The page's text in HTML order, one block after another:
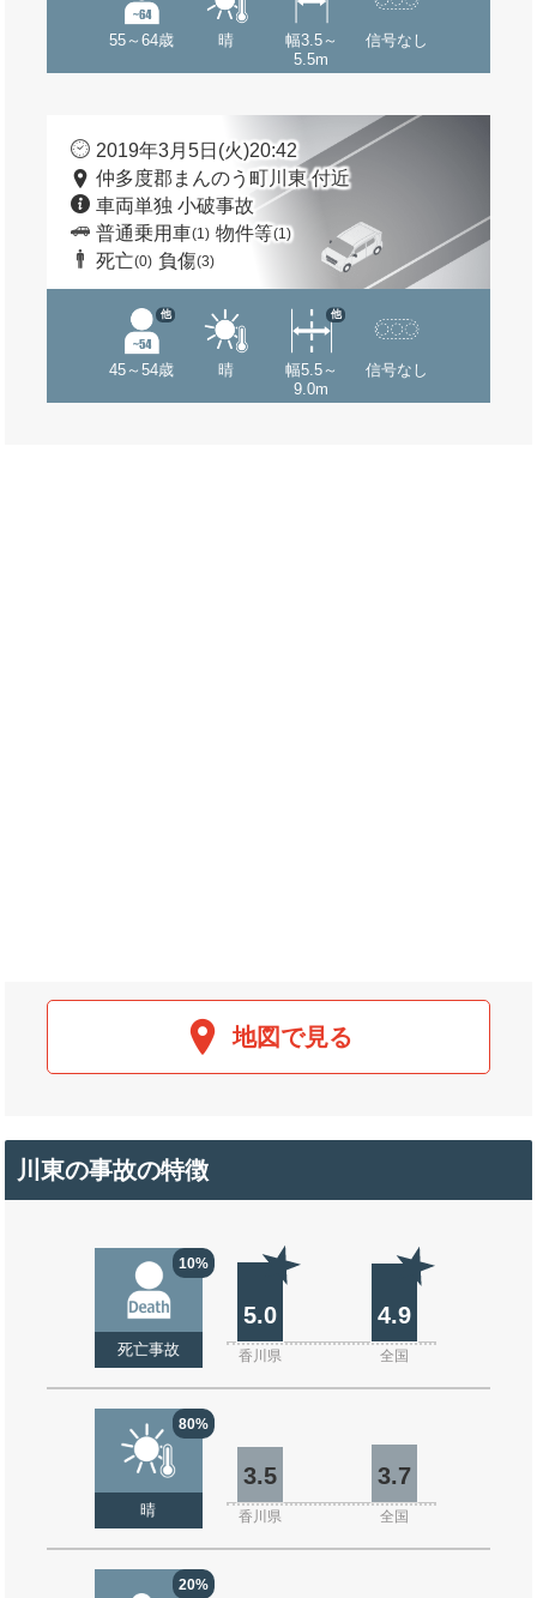
55～64歳 晴
幅3.5～
5.5m
信号なし
2019年3月5日(火)20:42
仲多度郡まんのう町川東 付近
車両単独 小破事故
普通乗用車(1) 物件等(1)
死亡(0) 負傷(3)
45～54歳
他
晴
幅5.5～
9.0m
他
信号なし
地図で見る
川東の事故の特徴
10%
死亡事故
5.0 4.9
香川県 全国
80%
晴
3.5 3.7
香川県 全国
20%